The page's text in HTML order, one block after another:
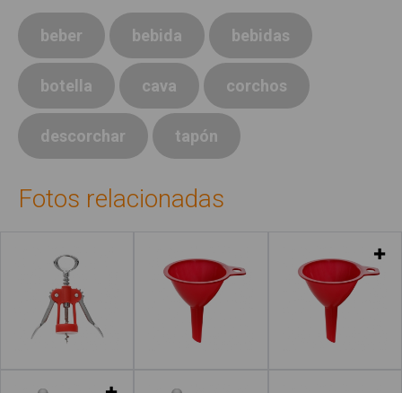
beber bebida bebidas
botella cava corchos
descorchar tapón
Fotos relacionadas